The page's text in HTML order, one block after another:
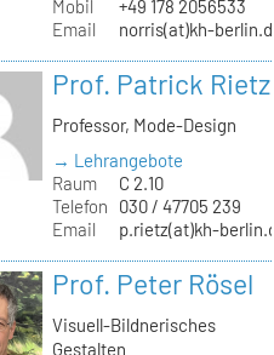
Mobil
+49 178 2056533
Email
norris(at)kh-
Prof. Patrick Rietz
Professor, Mode-Design
→ Lehrangebote
Raum
C 2.10
Telefon
030 / 47705 239
Email
p.rietz(at)kh-
Prof. Peter Rösel
Visuell-Bildnerisches
Gestalten